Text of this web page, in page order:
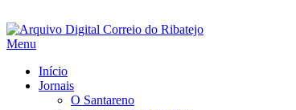
Saltar
para
Menu
Início
Jornais
O Santareno